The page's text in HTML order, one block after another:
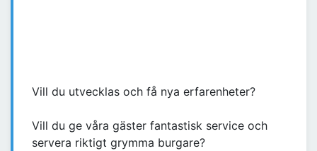
Vill du utvecklas och få nya erfarenheter?
Vill du ge våra gäster fantastisk service och
servera riktigt grymma burgare?